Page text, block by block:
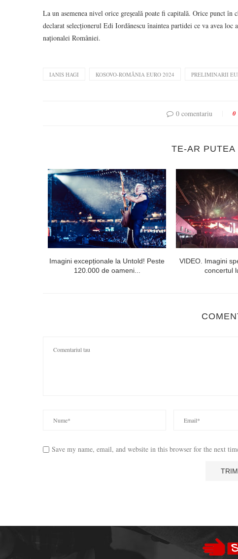
La un asemenea nivel orice greşeală poate fi capitală. Orice punct în
declarat selecționerul Edi Iordănescu înaintea partidei ce va avea
naționalei României.
IANIS HAGI KOSOVO-ROMÂNIA EURO 2024 PRELIMINARII
0 comentariu 0
TE-AR PUTEA
Imagini excepționale la Untold! Peste
120.000 de oameni...
VIDEO. Imagini
concertul
Save my name, email, and website in this browser for the next